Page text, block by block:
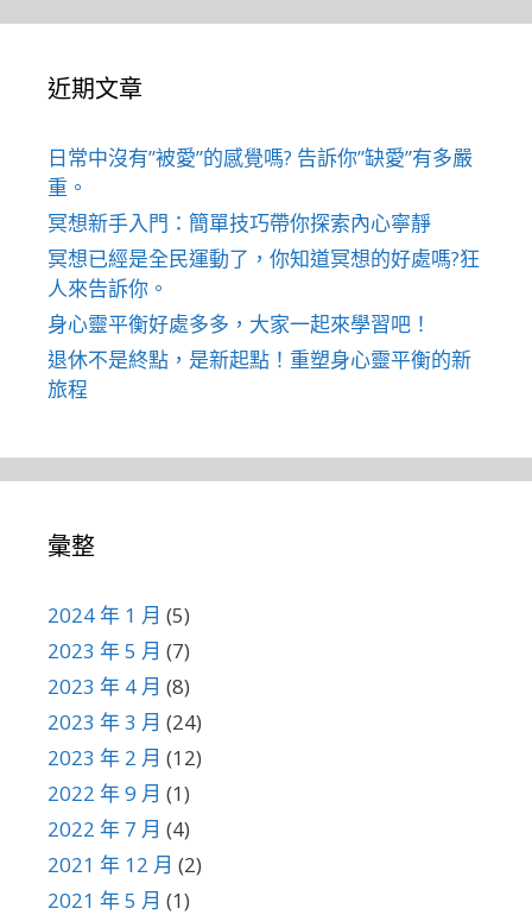
近期文章
日常中沒有”被愛”的感覺嗎? 告訴你”缺愛”有多嚴
重。
冥想新手入門：簡單技巧帶你探索內心寧靜
冥想已經是全民運動了，你知道冥想的好處嗎?狂
人來告訴你。
身心靈平衡好處多多，大家一起來學習吧！
退休不是終點，是新起點！重塑身心靈平衡的新
旅程
彙整
2024 年 1 月 (5)
2023 年 5 月 (7)
2023 年 4 月 (8)
2023 年 3 月 (24)
2023 年 2 月 (12)
2022 年 9 月 (1)
2022 年 7 月 (4)
2021 年 12 月 (2)
2021 年 5 月 (1)